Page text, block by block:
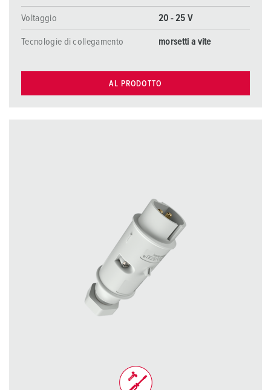
Voltaggio 20 - 25 V
Tecnologie di collegamento morsetti a vite
AL PRODOTTO